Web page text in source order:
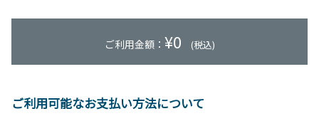
ご利用金額： ¥0 (税込)
ご利用可能なお支払い方法について